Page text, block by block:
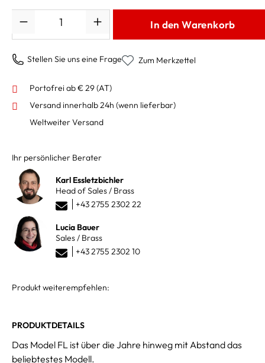
In den Warenkorb
Stellen Sie uns eine Frage Zum Merkzettel
Portofrei ab € 29 (AT)
Versand innerhalb 24h (wenn lieferbar)
Weltweiter Versand
Ihr persönlicher Berater
Karl Essletzbichler
Head of Sales / Brass
+43 2755 2302 22
Lucia Bauer
Sales / Brass
+43 2755 2302 10
Produkt weiterempfehlen:
PRODUKTDETAILS
Das Model FL ist über die Jahre hinweg mit Abstand das
beliebtestes Modell.